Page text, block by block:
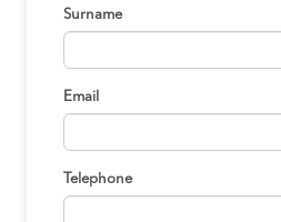
Surname
Email
Telephone